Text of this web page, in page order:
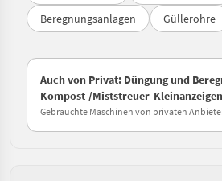
Beregnungsanlagen
Güllerohre
Auch von Privat: Düngung und
Kompost-/Miststreuer-
Gebrauchte Maschinen von privaten